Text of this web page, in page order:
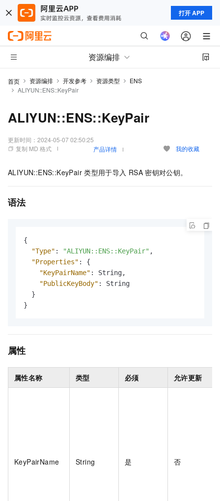
打开 APP
资源编排
首页 资源编排 开发参考 资源类型
ENS
ALIYUN::ENS::KeyPair
ALIYUN::ENS::KeyPair
更新时间： 2024-05-07 02:50:25
复制 MD 格式
产品详情 我的收藏
ALIYUN::ENS::KeyPair 类型用于导入 RSA 密钥对公钥。
语法
{
"Type" : "ALIYUN::ENS::KeyPair" ,
"Properties" :
{
"KeyPairName" : String,
"PublicKeyBody" :
String
}
}
属性
属性名称 类型 必须 允许更新
KeyPairName String 是 否